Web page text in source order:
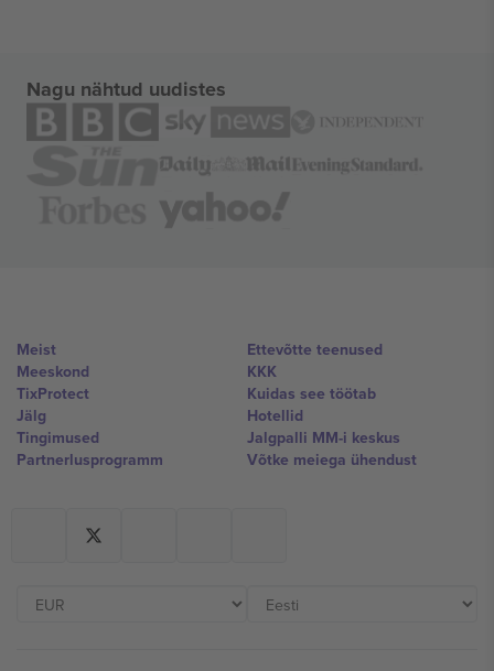
Nagu nähtud uudistes
Meist
Meeskond
TixProtect
Jälg
Tingimused
Partnerlusprogramm
Ettevõtte teenused
KKK
Kuidas see töötab
Hotellid
Jalgpalli MM-i keskus
Võtke meiega ühendust